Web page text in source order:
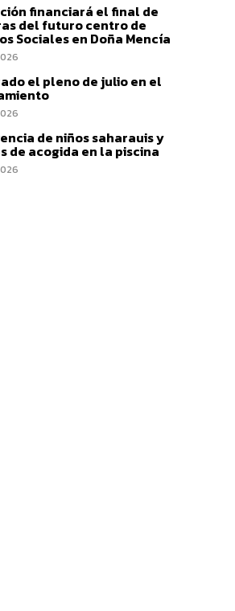
financiará el final de
del futuro centro de
Sociales en Doña Mencía
el pleno de julio en el
de niños saharauis y
de acogida en la piscina